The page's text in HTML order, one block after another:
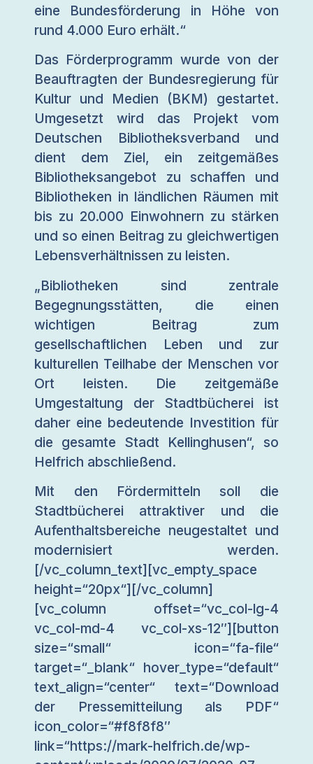
eine Bundesförderung in Höhe von
rund 4.000 Euro erhält.“
Das Förderprogramm wurde von der
Beauftragten der Bundesregierung für
Kultur und Medien (BKM) gestartet.
Umgesetzt wird das Projekt vom
Deutschen Bibliotheksverband und
dient dem Ziel, ein zeitgemäßes
Bibliotheksangebot zu schaffen und
Bibliotheken in ländlichen Räumen mit
bis zu 20.000 Einwohnern zu stärken
und so einen Beitrag zu gleichwertigen
Lebensverhältnissen zu leisten.
„Bibliotheken sind zentrale
Begegnungsstätten, die einen
wichtigen Beitrag zum
gesellschaftlichen Leben und zur
kulturellen Teilhabe der Menschen vor
Ort leisten. Die zeitgemäße
Umgestaltung der Stadtbücherei ist
daher eine bedeutende Investition für
die gesamte Stadt Kellinghusen“, so
Helfrich abschließend.
Mit den Fördermitteln soll die
Stadtbücherei attraktiver und die
Aufenthaltsbereiche neugestaltet und
modernisiert werden.
[/vc_column_text][vc_empty_space
height=“20px“][/vc_column]
[vc_column offset=“vc_col-lg-4
vc_col-md-4 vc_col-xs-12″][button
size=“small“ icon=“fa-file“
target=“_blank“ hover_type=“default“
text_align=“center“ text=“Download
der Pressemitteilung als PDF“
icon_color=“#f8f8f8″
link=“https://mark-helfrich.de/wp-